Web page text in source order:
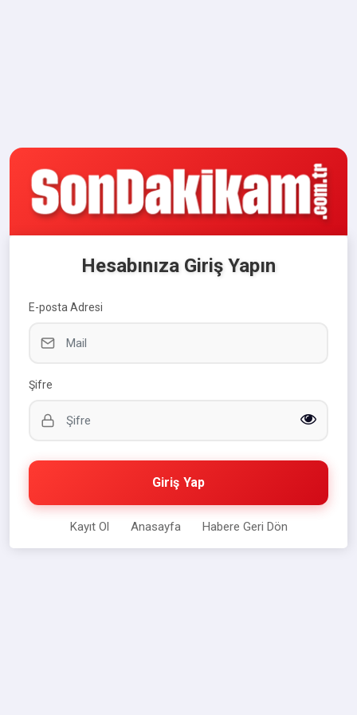
Hesabınıza Giriş Yapın
E-posta Adresi
Şifre
Giriş Yap
Kayıt Ol Anasayfa Habere Geri Dön